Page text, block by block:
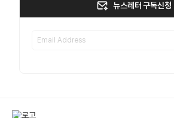
뉴스레터 구독신청